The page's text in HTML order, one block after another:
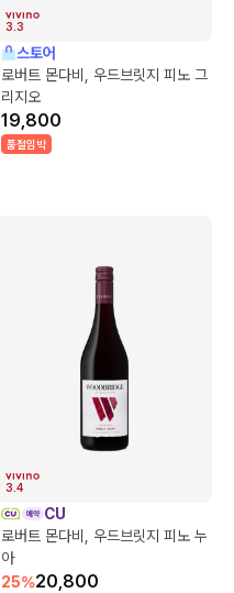
3.3
스토어
로버트 몬다비, 우드브릿지 피노 그
리지오
19,800
품절임박
3.4
CU
로버트 몬다비, 우드브릿지 피노 누
아
25%20,800